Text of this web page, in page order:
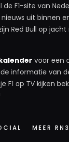
de F1-site van
uit binnen
Red Bull op
voor een
informatie van
F1 op TV kijken
MEER